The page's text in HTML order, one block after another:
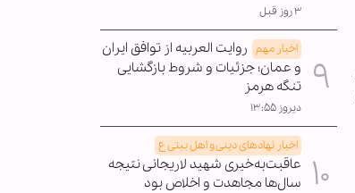
۳ روز قبل
اخبار مهم روایت العربیه از توافق ایران
و عمان؛ جزئیات و شروط بازگشایی
تنگه هرمز
دیروز ۱۳:۵۵
اخبار نهادهای دینی و اهل بیتی ع
عاقبت‌به‌خیری شهید لاریجانی نتیجه
سال‌ها مجاهدت و اخلاص بود